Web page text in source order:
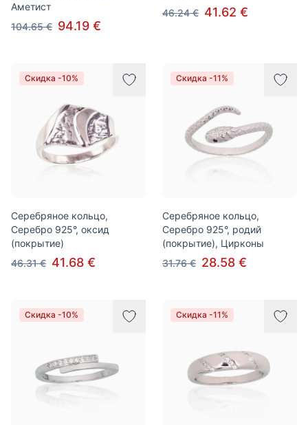
Аметист
104.65 € 94.19 €
46.24 € 41.62 €
Скидка -10%
Серебряное кольцо,
Серебро 925°, оксид
(покрытие)
46.31 € 41.68 €
Скидка -11%
Серебряное кольцо,
Серебро 925°, родий
(покрытие), Цирконы
31.76 € 28.58 €
Скидка -10% Скидка -11%